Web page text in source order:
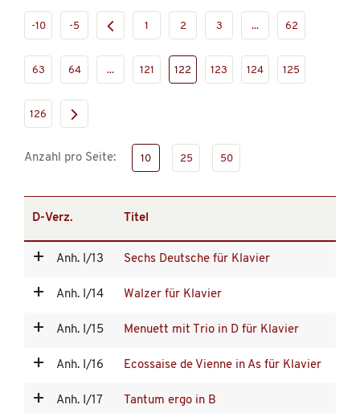
-10 -5 1 2 3 ... 62
63 64 ... 121 122 123 124 125
126
Anzahl pro Seite: 10 25 50
D-Verz. Titel
Anh. I/13 Sechs Deutsche für Klavier
Anh. I/14 Walzer für Klavier
Anh. I/15 Menuett mit Trio in D für Klavier
Anh. I/16 Ecossaise de Vienne in As für Klavier
Anh. I/17 Tantum ergo in B